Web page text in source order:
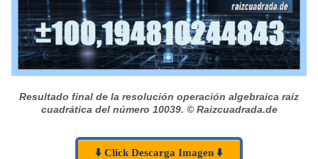
Resultado final de la resolución operación algebraica raíz
cuadrática del número 10039. © Raizcuadrada.de
⬇️ Click Descarga Imagen ⬇️